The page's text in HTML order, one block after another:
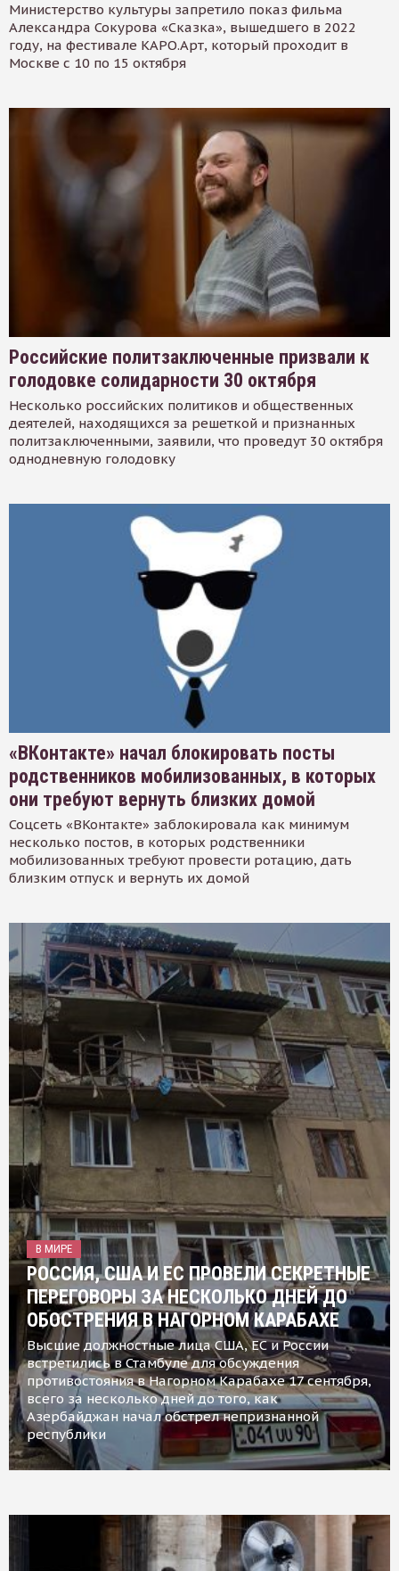
Министерство культуры запретило показ фильма
Александра Сокурова «Сказка», вышедшего в 2022
году, на фестивале КАРО.Арт, который проходит в
Москве с 10 по 15 октября
Российские политзаключенные призвали к
голодовке солидарности 30 октября
Несколько российских политиков и общественных
деятелей, находящихся за решеткой и признанных
политзаключенными, заявили, что проведут 30 октября
однодневную голодовку
«ВКонтакте» начал блокировать посты
родственников мобилизованных, в которых
они требуют вернуть близких домой
Соцсеть «ВКонтакте» заблокировала как минимум
несколько постов, в которых родственники
мобилизованных требуют провести ротацию, дать
близким отпуск и вернуть их домой
В МИРЕ
РОССИЯ, США И ЕС ПРОВЕЛИ СЕКРЕТНЫЕ
ПЕРЕГОВОРЫ ЗА НЕСКОЛЬКО ДНЕЙ ДО
ОБОСТРЕНИЯ В НАГОРНОМ КАРАБАХЕ
Высшие должностные лица США, ЕС и России
встретились в Стамбуле для обсуждения
противостояния в Нагорном Карабахе 17 сентября,
всего за несколько дней до того, как
Азербайджан начал обстрел непризнанной
республики